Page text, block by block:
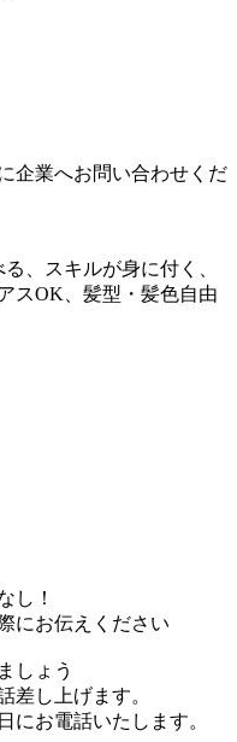
企業へお問い合わせくだ
、スキルが身に付く、
スOK、髪型・髪色自由
し！
にお伝えください
しょう
差し上げます。
お電話いたします。